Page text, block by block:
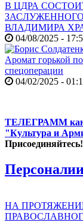
В ЦДРА
ВЛАДИМИРА
04/08/2025 -
Аромат горькой
спецоперации
04/02/2025 -
ТЕЛЕГРАММ
"Культура и
Присоединяйтесь!
НА